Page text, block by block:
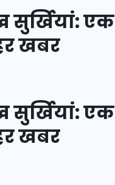
सुर्खियां: एक
खबर
सुर्खियां: एक
खबर
जानिए
2025